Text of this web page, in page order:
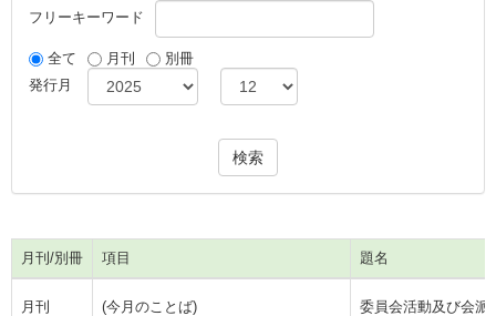
フリーキーワード
全て 月刊
別冊
発行月
月刊/別冊 項目 題名
月刊 (今月のことば) 委員会活動及び会派